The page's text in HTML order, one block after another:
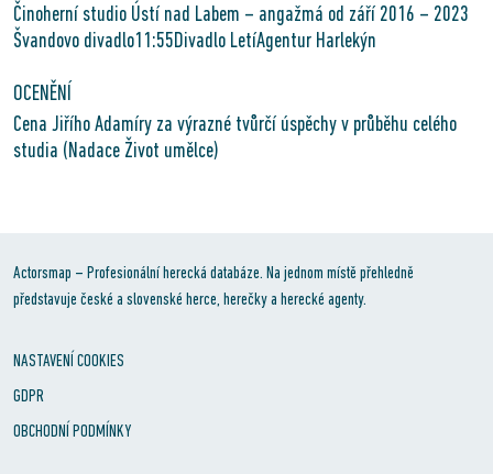
Činoherní studio Ústí nad Labem – angažmá od září 2016 – 2023
Švandovo divadlo11:55Divadlo LetíAgentur Harlekýn
OCENĚNÍ
Cena Jiřího Adamíry za výrazné tvůrčí úspěchy v průběhu celého
studia (Nadace Život umělce)
Actorsmap – Profesionální herecká databáze. Na jednom místě přehledně
představuje české a slovenské herce, herečky a herecké agenty.
NASTAVENÍ COOKIES
GDPR
OBCHODNÍ PODMÍNKY